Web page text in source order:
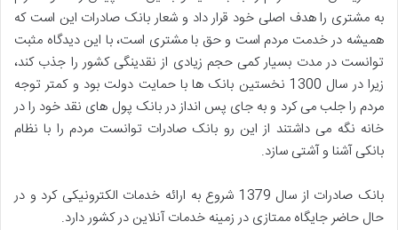
به مشتری را هدف اصلی خود قرار داد و شعار بانک صادرات این است که
همیشه در خدمت مردم است و حق با مشتری است، با این دیدگاه مثبت
توانست در مدت بسیار کمی حجم زیادی از نقدینگی کشور را جذب کند،
زیرا در سال 1300 نخستین بانک ها با حمایت دولت بود و کمتر توجه
مردم را جلب می کرد و به جای پس انداز در بانک پول های نقد خود را در
خانه نگه می داشتند از این رو بانک صادرات توانست مردم را با نظام
بانکی آشنا و آشتی سازد.
بانک صادرات از سال 1379 شروع به ارائه خدمات الکترونیکی کرد و در
حال حاضر جایگاه ممتازی در زمینه خدمات آنلاین در کشور دارد.